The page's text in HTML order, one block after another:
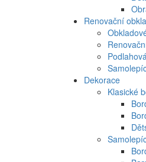
Renovační
Dekorace
Klasické